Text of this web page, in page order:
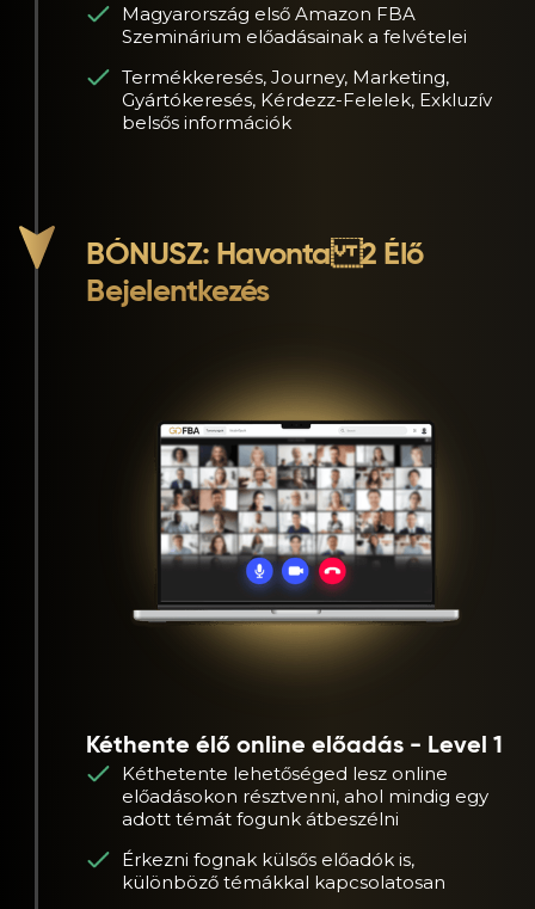
Magyarország első Amazon FBA
Szeminárium előadásainak a felvételei
Termékkeresés, Journey, Marketing,
Gyártókeresés, Kérdezz-Felelek, Exkluzív
belsős információk
BÓNUSZ: Havonta 2 Élő
Bejelentkezés
Kéthente élő online előadás - Level 1
Kéthetente lehetőséged lesz online
előadásokon résztvenni, ahol mindig egy
adott témát fogunk átbeszélni
Érkezni fognak külsős előadók is,
különböző témákkal kapcsolatosan